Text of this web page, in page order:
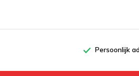
Persoonlijk